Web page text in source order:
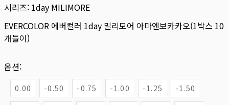
시리즈: 1day MILIMORE
EVERCOLOR 에버컬러 1day 밀리모어 아마엔보카카오(1박스 10
개들이)
옵션:
0.00 -0.50 -0.75 -1.00 -1.25 -1.50